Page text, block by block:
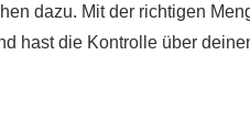
dazu. Mit der richtigen
hast die Kontrolle über